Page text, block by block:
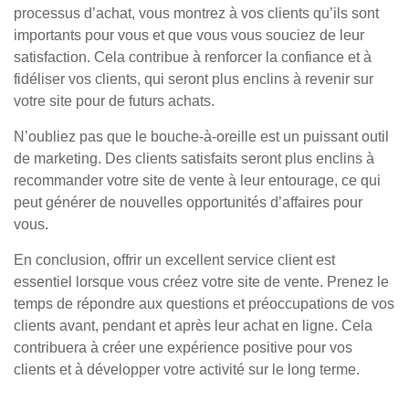
processus d’achat, vous montrez à vos clients qu’ils sont
importants pour vous et que vous vous souciez de leur
satisfaction. Cela contribue à renforcer la confiance et à
fidéliser vos clients, qui seront plus enclins à revenir sur
votre site pour de futurs achats.
N’oubliez pas que le bouche-à-oreille est un puissant outil
de marketing. Des clients satisfaits seront plus enclins à
recommander votre site de vente à leur entourage, ce qui
peut générer de nouvelles opportunités d’affaires pour
vous.
En conclusion, offrir un excellent service client est
essentiel lorsque vous créez votre site de vente. Prenez le
temps de répondre aux questions et préoccupations de vos
clients avant, pendant et après leur achat en ligne. Cela
contribuera à créer une expérience positive pour vos
clients et à développer votre activité sur le long terme.